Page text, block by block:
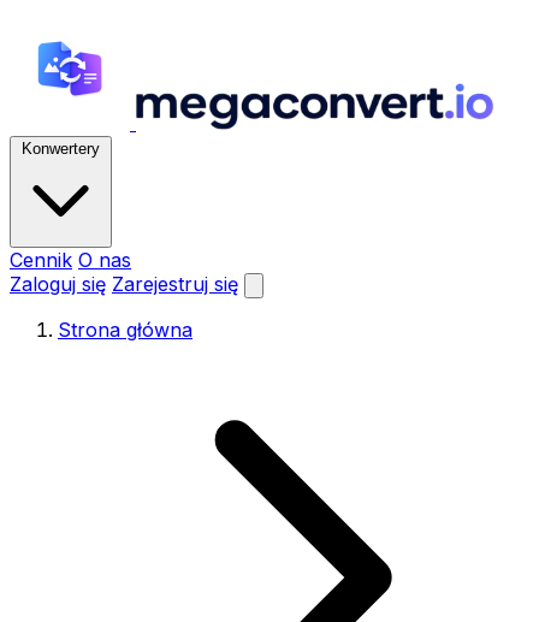
Konwertery
Cennik O nas
Zaloguj się Zarejestruj się
Strona główna